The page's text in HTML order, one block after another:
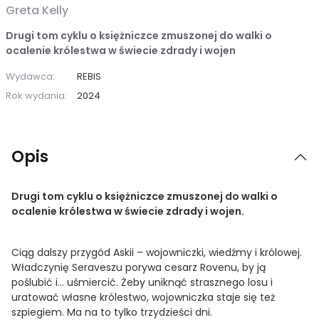
Greta Kelly
Drugi tom cyklu o księżniczce zmuszonej do walki o
ocalenie królestwa w świecie zdrady i wojen
Wydawca:
REBIS
Rok wydania:
2024
Opis
Drugi tom cyklu o księżniczce zmuszonej do walki o
ocalenie królestwa w świecie zdrady i wojen.
Ciąg dalszy przygód Askii – wojowniczki, wiedźmy i królowej.
Władczynię Seraveszu porywa cesarz Rovenu, by ją
poślubić i… uśmiercić. Żeby uniknąć strasznego losu i
uratować własne królestwo, wojowniczka staje się też
szpiegiem. Ma na to tylko trzydzieści dni.